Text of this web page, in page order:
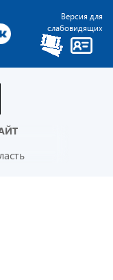
Версия для
слабовидящих